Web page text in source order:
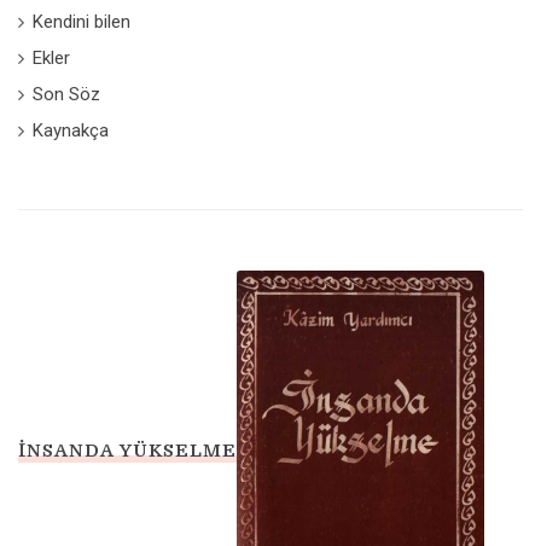
Kendini bilen
Ekler
Son Söz
Kaynakça
İNSANDA YÜKSELME